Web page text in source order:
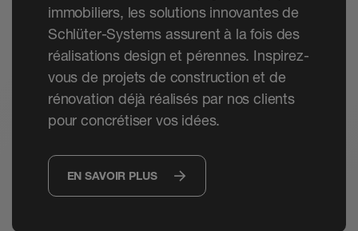
immobiliers, les solutions innovantes de
Schlüter-Systems assurent à la fois des
réalisations design et pérennes. Inspirez-
vous de projets de construction et de
rénovation déjà réalisés par nos clients
pour concrétiser vos idées.
EN SAVOIR PLUS